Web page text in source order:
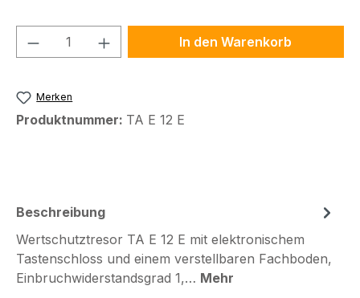
Produkt Anzahl: Gib denIn den Warenkorb
Merken
Produktnummer: TA E 12 E
Beschreibung
Wertschutztresor TA E 12 E mit elektronischem
Tastenschloss und einem verstellbaren Fachboden,
Einbruchwiderstandsgrad 1,… Mehr